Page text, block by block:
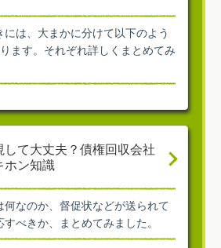
は、大まかに分けて以下のよう
ます。それぞれ詳しくまとめてみ
して大丈夫？債権回収会社
ホン知識
何なのか、督促状などが送られて
べきか、まとめてみました。